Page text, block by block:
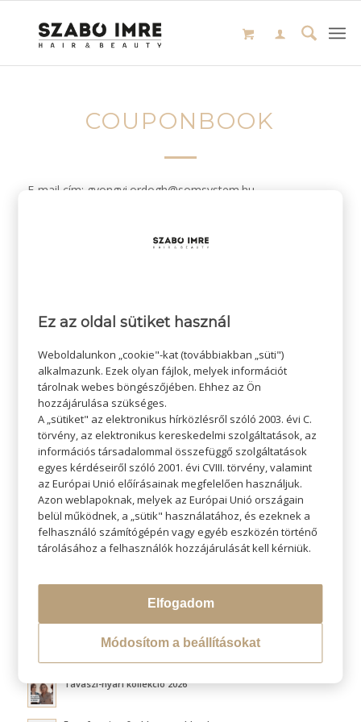
COUPONBOOK
E-mail cím: gyongyi.ordogh@somsystem.hu
2024-01-26 SZERZŐ:
KERESÉS
LEGÚJABB BLOGOK
Hővédelem hajformázás közben
Fluffy hair és a légies volumen titka
Tavaszi-nyári kollekció 2026
Ez az oldal sütiket használ
Weboldalunkon „cookie"-kat (továbbiakban „süti")
alkalmazunk. Ezek olyan fájlok, melyek információt
tárolnak webes böngészőjében. Ehhez az Ön
hozzájárulása szükséges.
A „sütiket" az elektronikus hírközlésről szóló 2003. évi C.
törvény, az elektronikus kereskedelmi szolgáltatások, az
információs társadalommal összefüggő szolgáltatások
egyes kérdéseiről szóló 2001. évi CVIII. törvény, valamint
az Európai Unió előírásainak megfelelően használjuk.
Azon weblapoknak, melyek az Európai Unió országain
belül működnek, a „sütik" használatához, és ezeknek a
felhasználó számítógépén vagy egyéb eszközén történő
tárolásához a felhasználók hozzájárulását kell kérniük.
Elfogadom
Módosítom a beállításokat